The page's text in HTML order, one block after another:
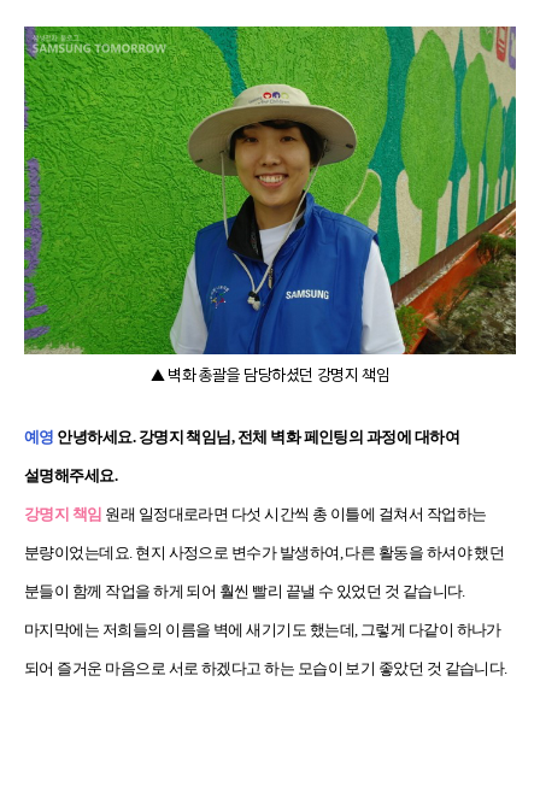
▲ 벽화 총괄을 담당하셨던 강명지 책임
예영 안녕하세요. 강명지 책임님, 전체 벽화 페인팅의 과정에 대하여
설명해주세요.
강명지 책임 원래 일정대로라면 다섯 시간씩 총 이틀에 걸쳐서 작업하는
분량이었는데요. 현지 사정으로 변수가 발생하여, 다른 활동을 하셔야 했던
분들이 함께 작업을 하게 되어 훨씬 빨리 끝낼 수 있었던 것 같습니다.
마지막에는 저희들의 이름을 벽에 새기기도 했는데, 그렇게 다같이 하나가
되어 즐거운 마음으로 서로 하겠다고 하는 모습이 보기 좋았던 것 같습니다.